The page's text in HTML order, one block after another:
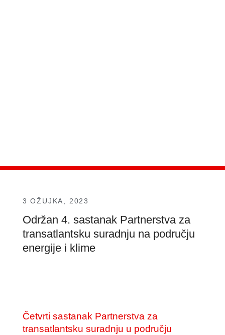
3 OŽUJKA, 2023
Održan 4. sastanak Partnerstva za
transatlantsku suradnju na području
energije i klime
Četvrti sastanak Partnerstva za
transatlantsku suradnju u području